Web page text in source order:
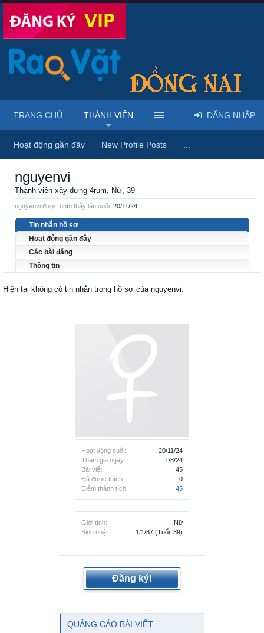
Trang chủ Thành viên nguyenvi
Hoạt động cuối:
20/11/24
Tham gia ngày:
1/8/24
Bài viết:
45
Đã được thích:
0
Điểm thành tích:
45
Giới tính:
Nữ
Sinh nhật:
1/1/87 (Tuổi: 39)
nguyenvi
Thành viên xây dựng 4rum, Nữ, 39
nguyenvi được nhìn thấy lần cuối: 20/11/24
Tin nhắn hồ sơ
Hoạt động gần đây
Các bài đăng
Thông tin
Hiện tại không có tin nhắn trong hồ sơ của nguyenvi.
Đăng ký!
QUẢNG CÁO BÀI VIẾT
TRANG CHỦ THÀNH VIÊN
Hoạt động gần đây New Profile Posts
ĐĂNG NHẬP